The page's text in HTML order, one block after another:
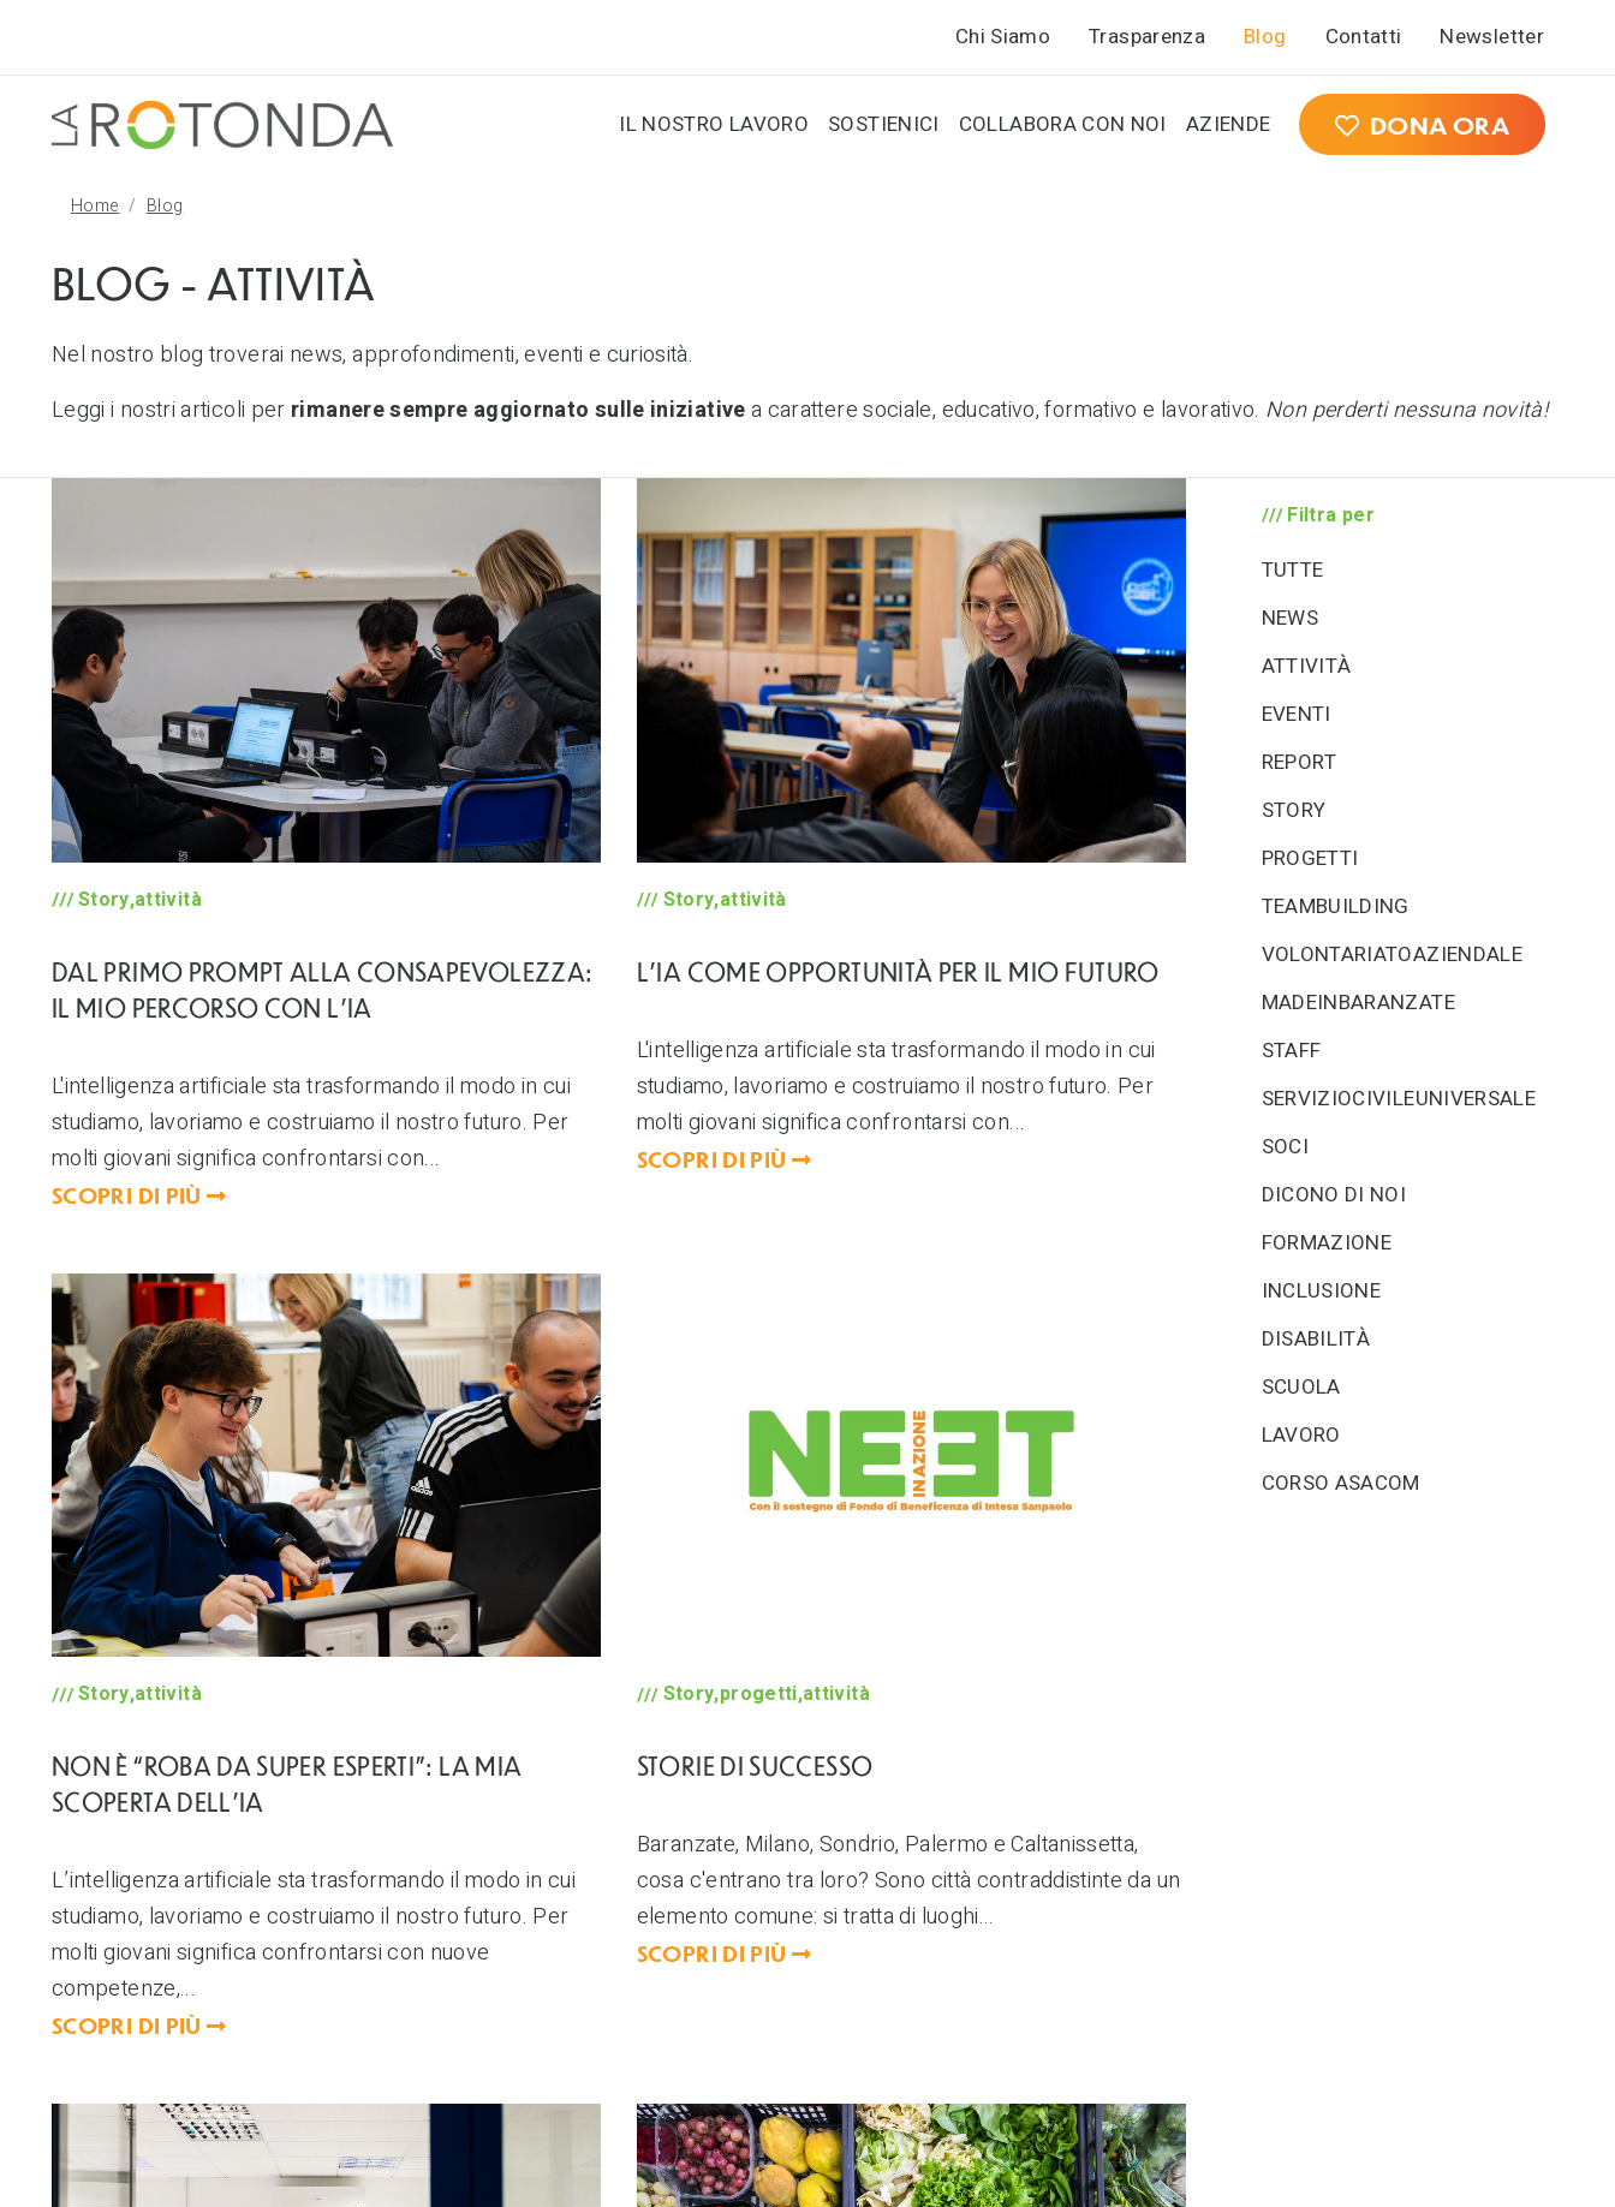
Chi Siamo Trasparenza Blog Contatti Newsletter
IL NOSTRO LAVORO SOSTIENICI COLLABORA CON NOI AZIENDE DONA ORA
Home Blog
BLOG - ATTIVITÀ
Nel nostro blog troverai news, approfondimenti, eventi e curiosità.
Leggi i nostri articoli per rimanere sempre aggiornato sulle iniziativea carattere sociale, educativo, formativo e lavorativo. Non perderti nessuna novità!
Story,attività
DAL PRIMO PROMPT ALLA CONSAPEVOLEZZA:
IL MIO PERCORSO CON L’IA
L'intelligenza artificiale sta trasformando il modo in cui
studiamo, lavoriamo e costruiamo il nostro futuro. Per
molti giovani significa confrontarsi con...
SCOPRI DI PIÙ
Story,attività
L’IA COME OPPORTUNITÀ PER IL MIO FUTURO
L'intelligenza artificiale sta trasformando il modo in cui
studiamo, lavoriamo e costruiamo il nostro futuro. Per
molti giovani significa confrontarsi con...
SCOPRI DI PIÙ
Story,attività
NON È “ROBA DA SUPER ESPERTI”: LA MIA
SCOPERTA DELL’IA
L’intelligenza artificiale sta trasformando il modo in cui
studiamo, lavoriamo e costruiamo il nostro futuro. Per
molti giovani significa confrontarsi con nuove
competenze,...
SCOPRI DI PIÙ
Story,progetti,attività
STORIE DI SUCCESSO
Baranzate, Milano, Sondrio, Palermo e Caltanissetta,
cosa c'entrano tra loro? Sono città contraddistinte da un
elemento comune: si tratta di luoghi...
SCOPRI DI PIÙ
Filtra per
TUTTE
NEWS
ATTIVITÀ
EVENTI
REPORT
STORY
PROGETTI
TEAMBUILDING
VOLONTARIATOAZIENDALE
MADEINBARANZATE
STAFF
SERVIZIOCIVILEUNIVERSALE
SOCI
DICONO DI NOI
FORMAZIONE
INCLUSIONE
DISABILITÀ
SCUOLA
LAVORO
CORSO ASACOM